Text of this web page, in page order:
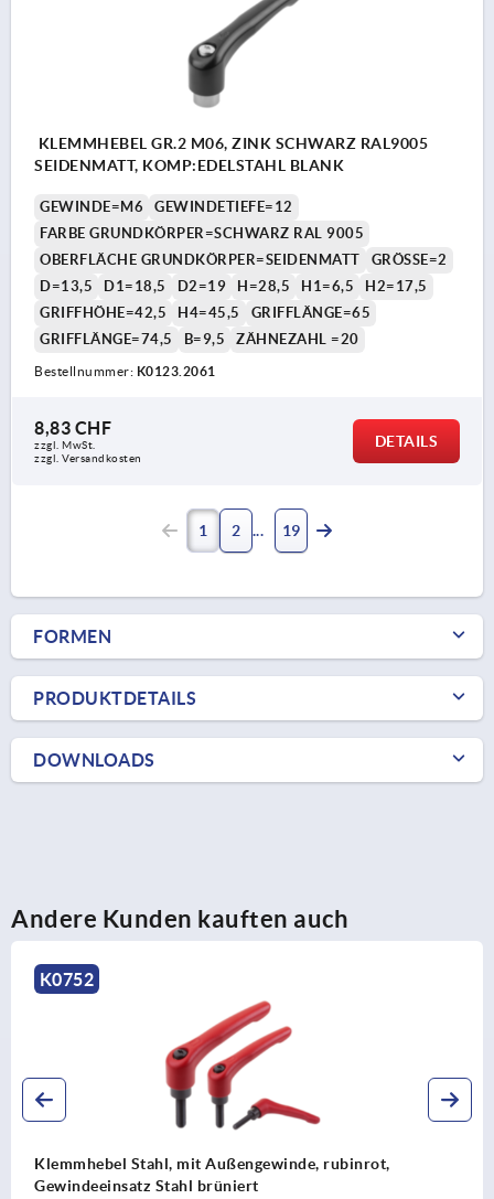
KLEMMHEBEL GR.2 M06, ZINK SCHWARZ RAL9005
SEIDENMATT, KOMP:EDELSTAHL BLANK
GEWINDE=M6
GEWINDETIEFE=12
FARBE GRUNDKÖRPER=SCHWARZ RAL 9005
OBERFLÄCHE GRUNDKÖRPER=SEIDENMATT
GRÖSSE=2
D=13,5
D1=18,5 D2=19 H=28,5 H1=6,5
H2=17,5
GRIFFHÖHE=42,5
H4=45,5
GRIFFLÄNGE=65
GRIFFLÄNGE=74,5
B=9,5 ZÄHNEZAHL =20
Bestellnummer: K0123.2061
8,83 CHF
zzgl. MwSt.
zzgl. Versandkosten
DETAILS
1 2 19
FORMEN
PRODUKTDETAILS
DOWNLOADS
Andere Kunden kauften auch
rubinrot,
Klemmhebel